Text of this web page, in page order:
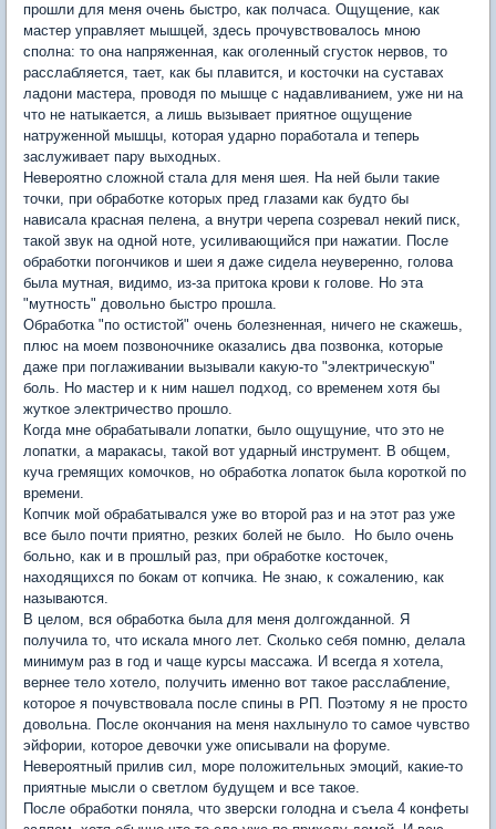
прошли для меня очень быстро, как полчаса. Ощущение, как
мастер управляет мышцей, здесь прочувствовалось мною
сполна: то она напряженная, как оголенный сгусток нервов, то
расслабляется, тает, как бы плавится, и косточки на суставах
ладони мастера, проводя по мышце с надавливанием, уже ни на
что не натыкается, а лишь вызывает приятное ощущение
натруженной мышцы, которая ударно поработала и теперь
заслуживает пару выходных.
Невероятно сложной стала для меня шея. На ней были такие
точки, при обработке которых пред глазами как будто бы
нависала красная пелена, а внутри черепа созревал некий писк,
такой звук на одной ноте, усиливающийся при нажатии. После
обработки погончиков и шеи я даже сидела неуверенно, голова
была мутная, видимо, из-за притока крови к голове. Но эта
"мутность" довольно быстро прошла.
Обработка "по остистой" очень болезненная, ничего не скажешь,
плюс на моем позвоночнике оказались два позвонка, которые
даже при поглаживании вызывали какую-то "электрическую"
боль. Но мастер и к ним нашел подход, со временем хотя бы
жуткое электричество прошло.
Когда мне обрабатывали лопатки, было ощущуние, что это не
лопатки, а маракасы, такой вот ударный инструмент. В общем,
куча гремящих комочков, но обработка лопаток была короткой по
времени.
Копчик мой обрабатывался уже во второй раз и на этот раз уже
все было почти приятно, резких болей не было. Но было очень
больно, как и в прошлый раз, при обработке косточек,
находящихся по бокам от копчика. Не знаю, к сожалению, как
называются.
В целом, вся обработка была для меня долгожданной. Я
получила то, что искала много лет. Сколько себя помню, делала
минимум раз в год и чаще курсы массажа. И всегда я хотела,
вернее тело хотело, получить именно вот такое расслабление,
которое я почувствовала после спины в РП. Поэтому я не просто
довольна. После окончания на меня нахлынуло то самое чувство
эйфории, которое девочки уже описывали на форуме.
Невероятный прилив сил, море положительных эмоций, какие-то
приятные мысли о светлом будущем и все такое.
После обработки поняла, что зверски голодна и съела 4 конфеты